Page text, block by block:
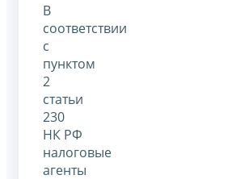
В
соответствии
с
пунктом
2
статьи
230
НК РФ
налоговые
агенты